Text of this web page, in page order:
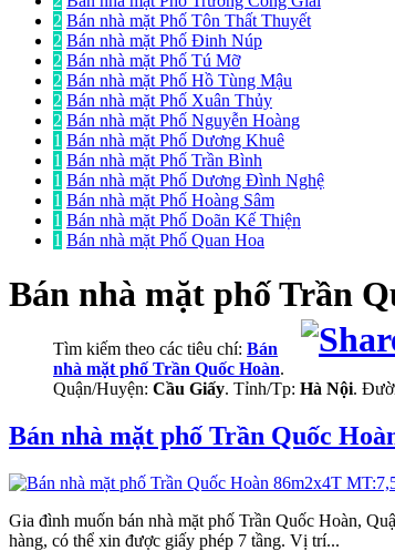
2 Bán nhà mặt Phố Tôn Thất Thuyết
2 Bán nhà mặt Phố Đinh Núp
2 Bán nhà mặt Phố Tú Mỡ
2 Bán nhà mặt Phố Hồ Tùng Mậu
2 Bán nhà mặt Phố Xuân Thủy
2 Bán nhà mặt Phố Nguyễn Hoàng
1 Bán nhà mặt Phố Dương Khuê
1 Bán nhà mặt Phố Trần Bình
1 Bán nhà mặt Phố Dương Đình Nghệ
1 Bán nhà mặt Phố Hoàng Sâm
1 Bán nhà mặt Phố Doãn Kế Thiện
1 Bán nhà mặt Phố Quan Hoa
Bán nhà mặt phốTrần
Tìm kiếm theo các tiêu chí: Bán
nhà mặt phố Trần Quốc Hoàn.
Quận/Huyện: Cầu Giấy. Tỉnh/Tp: Hà Nội.
Bán nhà mặt phố Trần Quốc
Gia đình muốn bán nhà mặt phố Trần Quốc Hoàn,
hàng, có thể xin được giấy phép 7 tầng. Vị trí...